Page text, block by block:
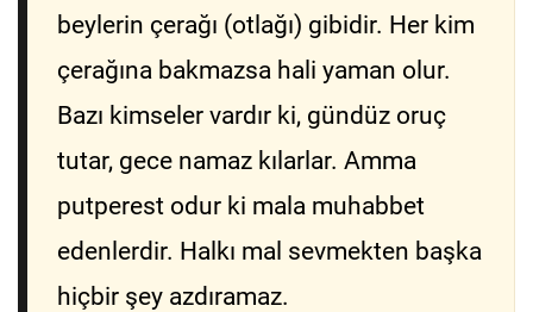
beylerin çerağı (otlağı) gibidir. Her kim
çerağına bakmazsa hali yaman olur.
Bazı kimseler vardır ki, gündüz oruç
tutar, gece namaz kılarlar. Amma
putperest odur ki mala muhabbet
edenlerdir. Halkı mal sevmekten başka
hiçbir şey azdıramaz.